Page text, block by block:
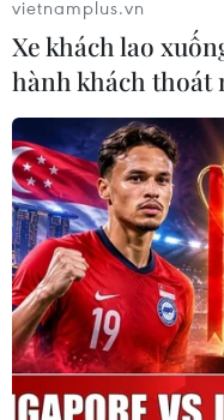
vietnamplus.vn
Xe khách lao
hành khách thoát